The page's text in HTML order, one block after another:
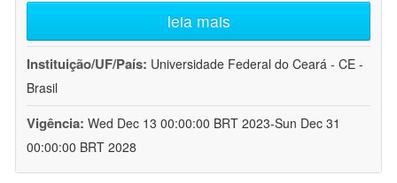
leia mais
Instituição/UF/País: Universidade Federal do Ceará - CE -
Brasil
Vigência: Wed Dec 13 00:00:00 BRT 2023-Sun Dec 31
00:00:00 BRT 2028